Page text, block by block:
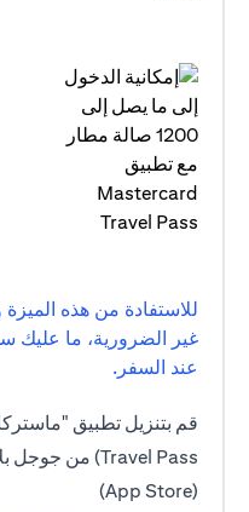
للاستفادة من هذه
غير الضرورية، ما عليك
عند السفر.
(App Store)